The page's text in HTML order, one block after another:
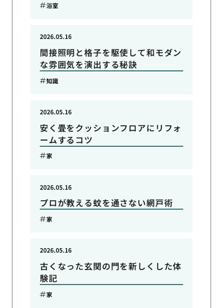
浴室
間接照明と格子を駆使して和モダン
な雰囲気を演出する秘訣
2026.05.16
知識
安く畳をクッションフロアにリフォ
ームするコツ
2026.05.16
家
プロが教える蚊を通さない網戸術
2026.05.16
家
古くなった玄関の門を新しくした体
験記
2026.05.16
家